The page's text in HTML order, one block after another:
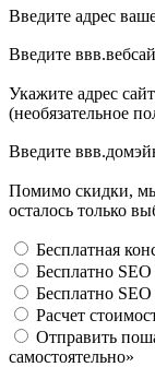
Введите адрес
Введите
Укажите адрес
(необязательное
Введите
Помимо скидки,
осталось только
Бесплатная
Бесплатно SEO
Бесплатно SEO
Расчет
Отправить
самостоятельно»